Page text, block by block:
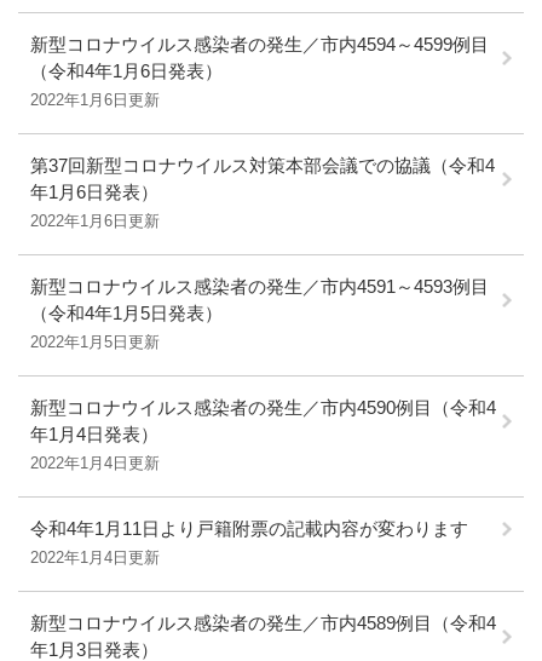
新型コロナウイルス感染者の発生／市内4594～4599例目
（令和4年1月6日発表）
2022年1月6日更新
第37回新型コロナウイルス対策本部会議での協議（令和4
年1月6日発表）
2022年1月6日更新
新型コロナウイルス感染者の発生／市内4591～4593例目
（令和4年1月5日発表）
2022年1月5日更新
新型コロナウイルス感染者の発生／市内4590例目（令和4
年1月4日発表）
2022年1月4日更新
令和4年1月11日より戸籍附票の記載内容が変わります
2022年1月4日更新
新型コロナウイルス感染者の発生／市内4589例目（令和4
年1月3日発表）